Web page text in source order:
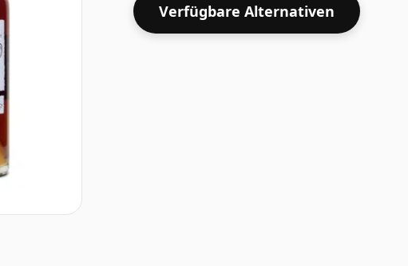
Verfügbare Alternativen